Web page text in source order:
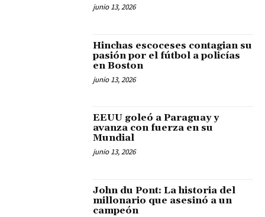
junio 13, 2026
Hinchas escoceses contagian su
pasión por el fútbol a policías
en Boston
junio 13, 2026
EEUU goleó a Paraguay y
avanza con fuerza en su
Mundial
junio 13, 2026
John du Pont: La historia del
millonario que asesinó a un
campeón